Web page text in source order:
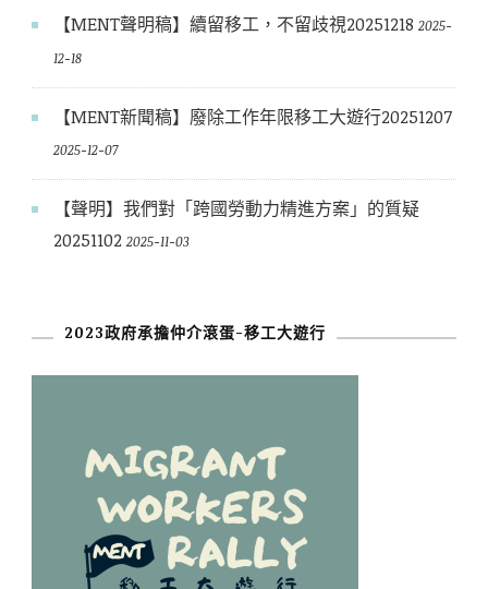
【MENT聲明稿】續留移工，不留歧視20251218 2025-
12-18
【MENT新聞稿】廢除工作年限移工大遊行20251207
2025-12-07
【聲明】我們對「跨國勞動力精進方案」的質疑
20251102 2025-11-03
2023政府承擔仲介滾蛋-移工大遊行